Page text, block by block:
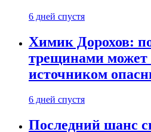
6 дней спустя
Химик Дорохов:
трещинами может
источником
6 дней спустя
Последний шанс